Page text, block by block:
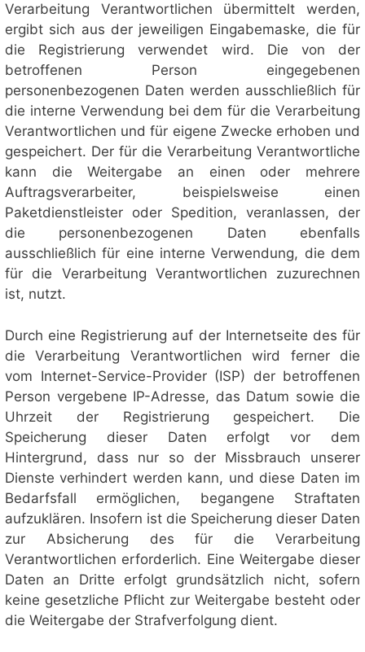
Verarbeitung Verantwortlichen übermittelt werden,
ergibt sich aus der jeweiligen Eingabemaske, die für
die Registrierung verwendet wird. Die von der
betroffenen Person eingegebenen
personenbezogenen Daten werden ausschließlich für
die interne Verwendung bei dem für die Verarbeitung
Verantwortlichen und für eigene Zwecke erhoben und
gespeichert. Der für die Verarbeitung Verantwortliche
kann die Weitergabe an einen oder mehrere
Auftragsverarbeiter, beispielsweise einen
Paketdienstleister oder Spedition, veranlassen, der
die personenbezogenen Daten ebenfalls
ausschließlich für eine interne Verwendung, die dem
für die Verarbeitung Verantwortlichen zuzurechnen
ist, nutzt.
Durch eine Registrierung auf der Internetseite des für
die Verarbeitung Verantwortlichen wird ferner die
vom Internet-Service-Provider (ISP) der betroffenen
Person vergebene IP-Adresse, das Datum sowie die
Uhrzeit der Registrierung gespeichert. Die
Speicherung dieser Daten erfolgt vor dem
Hintergrund, dass nur so der Missbrauch unserer
Dienste verhindert werden kann, und diese Daten im
Bedarfsfall ermöglichen, begangene Straftaten
aufzuklären. Insofern ist die Speicherung dieser Daten
zur Absicherung des für die Verarbeitung
Verantwortlichen erforderlich. Eine Weitergabe dieser
Daten an Dritte erfolgt grundsätzlich nicht, sofern
keine gesetzliche Pflicht zur Weitergabe besteht oder
die Weitergabe der Strafverfolgung dient.